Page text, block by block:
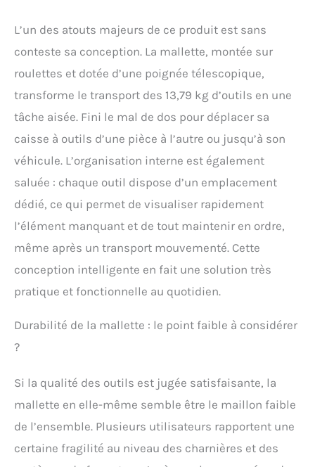
L’un des atouts majeurs de ce produit est sans
conteste sa conception. La mallette, montée sur
roulettes et dotée d’une poignée télescopique,
transforme le transport des 13,79 kg d’outils en une
tâche aisée. Fini le mal de dos pour déplacer sa
caisse à outils d’une pièce à l’autre ou jusqu’à son
véhicule. L’organisation interne est également
saluée : chaque outil dispose d’un emplacement
dédié, ce qui permet de visualiser rapidement
l’élément manquant et de tout maintenir en ordre,
même après un transport mouvementé. Cette
conception intelligente en fait une solution très
pratique et fonctionnelle au quotidien.
Durabilité de la mallette : le point faible à considérer
?
Si la qualité des outils est jugée satisfaisante, la
mallette en elle-même semble être le maillon faible
de l’ensemble. Plusieurs utilisateurs rapportent une
certaine fragilité au niveau des charnières et des